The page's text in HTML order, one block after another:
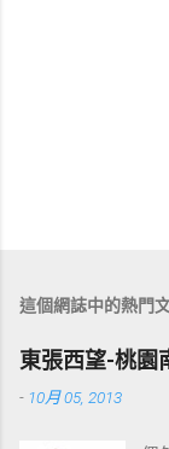
這個網誌中的熱門
東張西望-桃園
- 10月 05, 2013